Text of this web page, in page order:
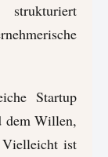
Startup
dem Willen,
ist